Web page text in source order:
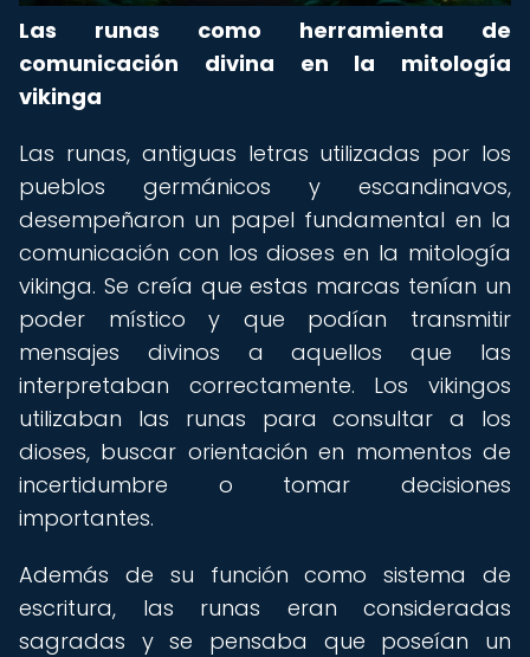
Las runas como herramienta de
comunicación divina en la mitología
vikinga
Las runas, antiguas letras utilizadas por los
pueblos germánicos y escandinavos,
desempeñaron un papel fundamental en la
comunicación con los dioses en la mitología
vikinga. Se creía que estas marcas tenían un
poder místico y que podían transmitir
mensajes divinos a aquellos que las
interpretaban correctamente. Los vikingos
utilizaban las runas para consultar a los
dioses, buscar orientación en momentos de
incertidumbre o tomar decisiones
importantes.
Además de su función como sistema de
escritura, las runas eran consideradas
sagradas y se pensaba que poseían un